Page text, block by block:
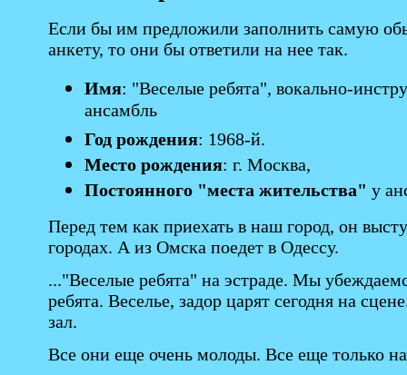
Если бы им предложили заполнить самую
анкету, то они бы ответили на нее так.
Имя: "Веселые ребята", вокально-
ансамбль
Год рождения: 1968-й.
Место рождения: г. Москва,
Постоянного "места жительства" у
Перед тем как приехать в наш город, он
городах. А из Омска поедет в Одессу.
..."Веселые ребята" на эстраде. Мы
ребята. Веселье, задор царят сегодня на
зал.
Все они еще очень молоды. Все еще только